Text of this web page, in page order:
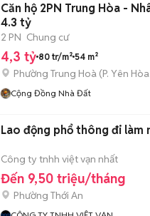
Căn hộ 2PN Trung Hòa -
4.3 tỷ
2 PN Chung cư
4,3 tỷ 80 tr/m² 54 m²
Phường Trung Hoà (P. Yên Hòa
Cộng Đồng Nhà Đất
Lao động phổ thông đi làm
Công ty tnhh việt vạn nhất
Đến 9,50 triệu/tháng
Phường Thới An